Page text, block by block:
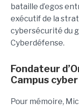
bataille d’egos
exécutif de la
cybersécurité du
Cyberdéfense.
Fondateur
Campus cyber
Pour mémoire,